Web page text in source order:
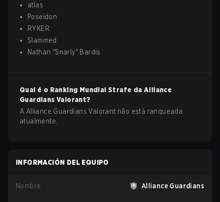
atlas
Poseidon
RYKER
Slammed
Nathan "Snarly" Bardis
Qual é o Ranking Mundial Strafe da Alliance
Guardians Valorant?
A Alliance Guardians Valorant não está ranqueada
atualmente.
INFORMACIÓN DEL EQUIPO
Nombre Alliance Guardians